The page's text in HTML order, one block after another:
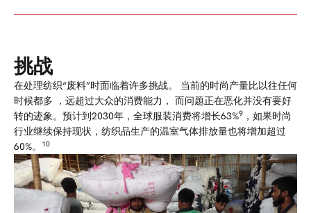
挑战
在处理纺织“废料”时面临着许多挑战。 当前的时尚产量比以往任何
时候都多 ，远超过大众的消费能力， 而问题正在恶化并没有要好
转的迹象。预计到2030年，全球服装消费将增长63%9 ，如果时尚
行业继续保持现状，纺织品生产的温室气体排放量也将增加超过
60%。 10